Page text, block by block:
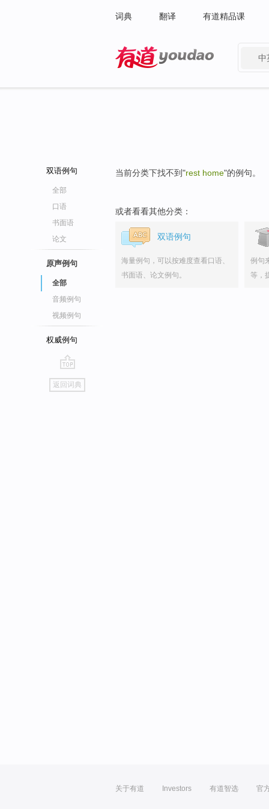
词典 翻译 有道精品课
中
双语例句
全部
口语
书面语
论文
原声例句
全部
音频例句
视频例句
权威例句
go
top
返回词典
当前分类下找不到"rest home"的例句。
或者看看其他分类：
双语例句
海量例句，可以按难度查看口语、
书面语、论文例句。
例句
等，
关于有道 Investors 有道智选 官